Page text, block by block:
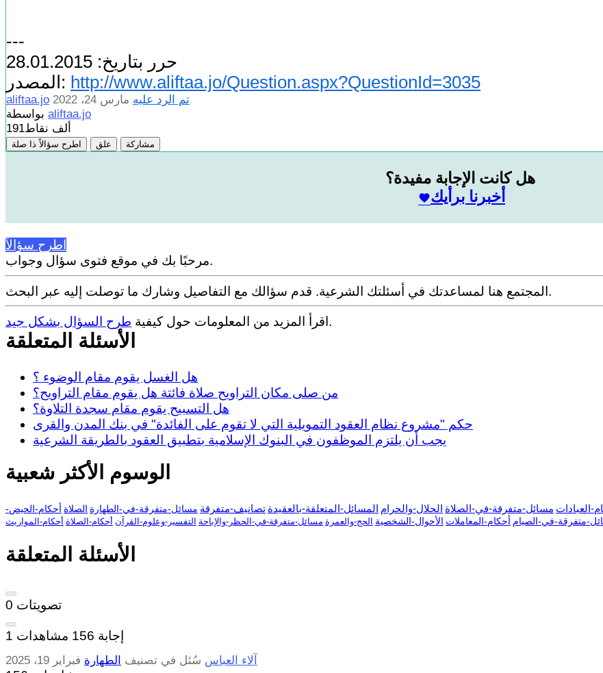
---
حرر بتاريخ: 28.01.2015
المصدر: http://www.aliftaa.jo/Question.aspx?QuestionId=3035
aliftaa.jo تم الرد عليه مارس 24، 2022
aliftaa.jo
191ألف نقاط
اطرح سؤالاً ذا صلة علق مشاركة
هل كانت الإجابة مفيدة؟
أخبرنا برأيك
اطرح سؤالاً
مرحبًا بك في موقع فتوى سؤال وجواب.
المجتمع هنا لمساعدتك في أسئلتك الشرعية. قدم سؤالك مع التفاصيل وشارك ما توصلت إليه عبر البحث.
اقرأ المزيد من المعلومات حول كيفية طرح السؤال بشكل جيد .
الأسئلة المتعلقة
هل الغسل يقوم مقام الوضوء ؟
من صلى مكان التراويح صلاة فائتة هل يقوم مقام التراويح؟
هل التسبيح يقوم مقام سجدة التلاوة؟
حكم "مشروع نظام العقود التمويلية التي لا تقوم على الفائدة" في بنك المدن والقرى
يجب أن يلتزم الموظفون في البنوك الإسلامية بتطبيق العقود بالطريقة الشرعية
الوسوم الأكثر شعبية
العبادات مسائل-متفرقة-في-الصلاة الحلال-والحرام المسائل-المتعلقة-بالعقيدة تصانيف-متفرقة مسائل-متفرقة-في-الطهارة الصلاة أحكام-الحيض-
متفرقة-في-الصيام أحكام-المعاملات الأحوال-الشخصية الحج-والعمرة مسائل-متفرقة-في-الحظر-والإباحة التفسير-وعلوم-القرآن أحكام-الصلاة أحكام-المواريث
الأسئلة المتعلقة
0 تصويتات
1 إجابة 156 مشاهدات
آلاء العباس سُئل في تصنيف الطهارة فبراير 19، 2025